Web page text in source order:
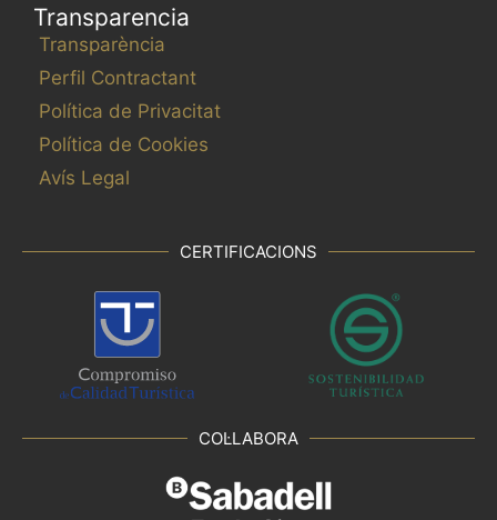
Transparencia
Transparència
Perfil Contractant
Política de Privacitat
Política de Cookies
Avís Legal
CERTIFICACIONS
COL·LABORA